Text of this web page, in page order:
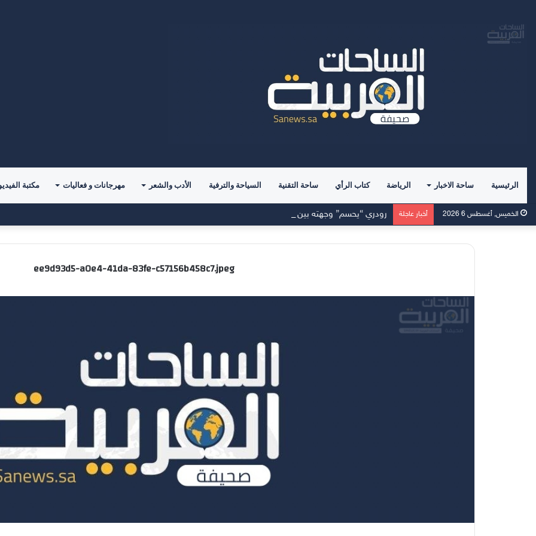
الرئيسية ساحة الاخبار الرياضة كتاب الرأي ساحة التقنية السياحة والترفية الأدب والشعر مهرجانات و فعاليات مكتبة
الخميس, أغسطس 6 2026 أخبار عاجلة رودري “يحسم” وجهته بين برشلونة وريال مدريد
ee9d93d5-a0e4-41da-83fe-c57156b458c7.jpeg